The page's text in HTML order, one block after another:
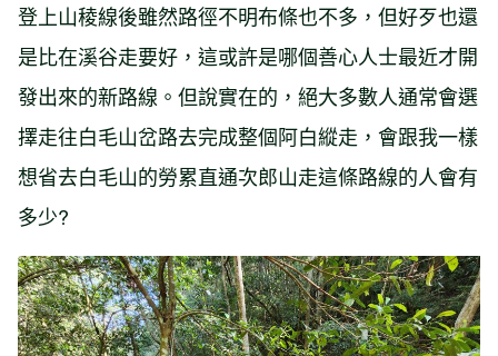
登上山稜線後雖然路徑不明布條也不多，但好歹也還
是比在溪谷走要好，這或許是哪個善心人士最近才開
發出來的新路線。但說實在的，絕大多數人通常會選
擇走往白毛山岔路去完成整個阿白縱走，會跟我一樣
想省去白毛山的勞累直通次郎山走這條路線的人會有
多少?